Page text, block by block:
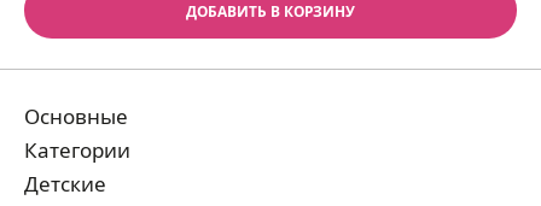
ДОБАВИТЬ В КОРЗИНУ
Основные
Категории
Детские